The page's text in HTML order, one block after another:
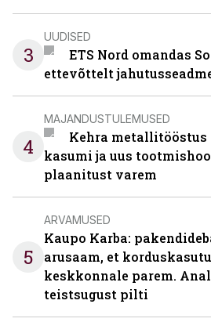
3
UUDISED
ETS Nord omandas
ettevõttelt
4
MAJANDUSTULEMUSED
Kehra
kasumi ja uus
plaanitust varem
5
ARVAMUSED
Kaupo Karba:
arusaam, et
keskkonnale parem.
teistsugust pilti